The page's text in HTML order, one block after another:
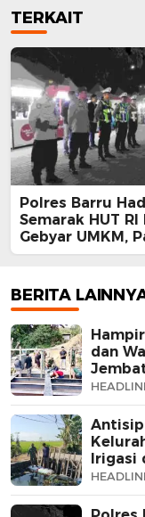
TERKAIT
Polres Barru
Semarak HUT
Gebyar UMKM,
Kegiatan
BERITA
dan
Persen
Irigasi